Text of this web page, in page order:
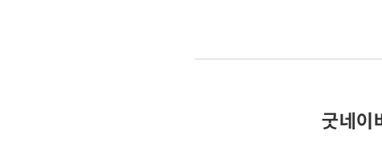
날렸다…
굿네이